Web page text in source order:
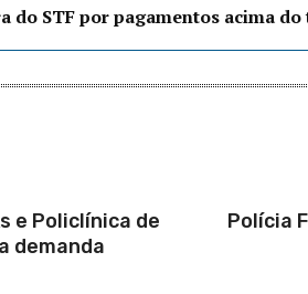
do STF por pagamentos acima
e Policlínica de
demanda
Polícia